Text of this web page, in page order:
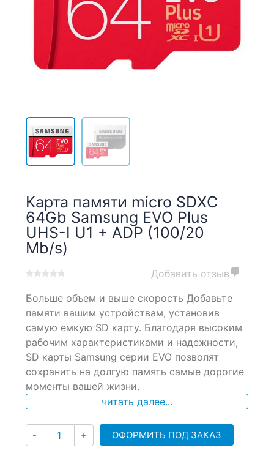
Карта памяти micro SDXC
64Gb Samsung EVO Plus
UHS-I U1 + ADP (100/20
Mb/s)
out
on
customer
ratings
Добавить отзыв
Больше объем и выше скорость Добавьте
памяти вашим устройствам, установив
самую емкую SD карту. Благодаря высоким
рабочим характеристиками и надежности,
SD карты Samsung серии EVO позволят
сохранить на долгую память самые дорогие
моменты вашей жизни.
читать далее...
- Количество
+ ОФОРМИТЬ ПОД ЗАКАЗ